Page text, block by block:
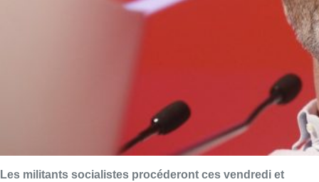
Les militants socialistes procéderont ces vendredi et